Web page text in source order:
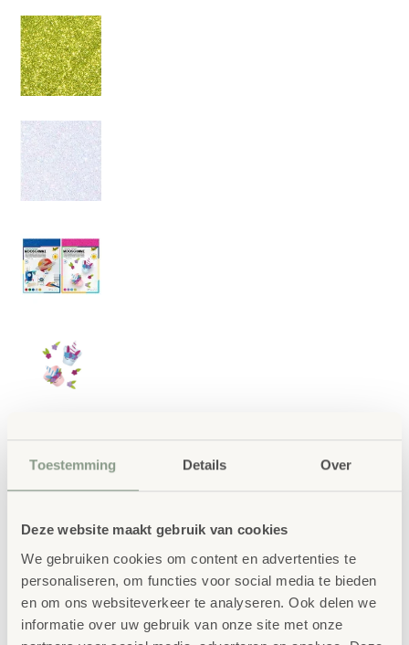
Toestemming Details Over
Deze website maakt gebruik van cookies
We gebruiken cookies om content en advertenties te
personaliseren, om functies voor social media te bieden
en om ons websiteverkeer te analyseren. Ook delen we
informatie over uw gebruik van onze site met onze
Folia zelfklevend
glitterfoam, 5 vellen
perfect voor creatief knutselen en decoreren.
Kinderen kunnen het materiaal eenvoudig
knippen in hun favoriete kleur. Door de
zelfklevende achterkant zijn de vormen snel